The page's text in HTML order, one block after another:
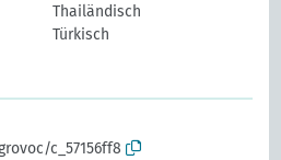
Thailändisch
Türkisch
c_57156ff8